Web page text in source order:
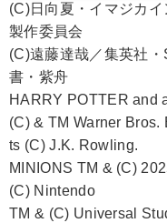
(C)日向夏・イマジカイ
製作委員会
(C)遠藤達哉／集英社
書・紫舟
HARRY POTTER and
(C) & TM Warner
ts (C) J.K. Rowling.
MINIONS TM & (C)
(C) Nintendo
TM & (C) Universal